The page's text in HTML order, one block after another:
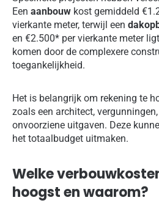
Een aanbouw kost gemiddeld
vierkante meter, terwijl een
en €2.500* per vierkante meter
komen door de complexere
toegankelijkheid.
Het is belangrijk om rekening te
zoals een architect,
onvoorziene uitgaven. Deze
het totaalbudget uitmaken.
Welke
hoogst en waarom?